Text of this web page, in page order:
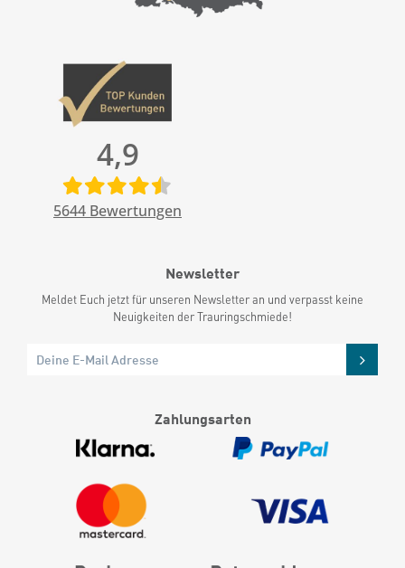
4,9
5644 Bewertungen
Newsletter
Meldet Euch jetzt für unseren Newsletter an und verpasst keine
Neuigkeiten der Trauringschmiede!
Zahlungsarten